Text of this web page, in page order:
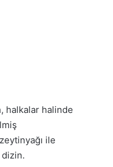
halkalar halinde
ile
dizin.